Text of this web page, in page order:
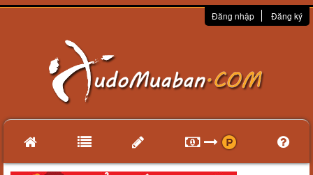
Đăng nhập Đăng ký